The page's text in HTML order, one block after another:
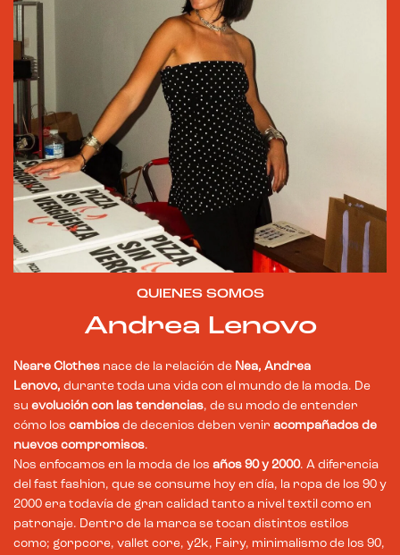
QUIENES SOMOS
Andrea Lenovo
Neare Clothes nace de la relación de Nea, Andrea
Lenovo, durante toda una vida con el mundo de la moda. De
su evolución con las tendencias, de su modo de entender
cómo los cambios de decenios deben venir acompañados de
nuevos compromisos.
Nos enfocamos en la moda de los años 90 y 2000. A diferencia
del fast fashion, que se consume hoy en día, la ropa de los 90 y
2000 era todavía de gran calidad tanto a nivel textil como en
patronaje. Dentro de la marca se tocan distintos estilos
como; gorpcore, vallet core, y2k, Fairy, minimalismo de los 90,